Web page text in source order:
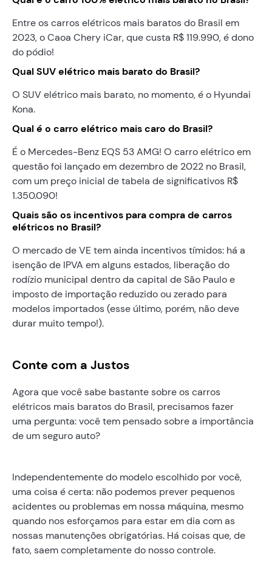
Entre os carros elétricos mais baratos do Brasil em
2023, o Caoa Chery iCar, que custa R$ 119.990, é dono
do pódio!
Qual SUV elétrico mais barato do Brasil?
O SUV elétrico mais barato, no momento, é o Hyundai
Kona.
Qual é o carro elétrico mais caro do Brasil?
É o Mercedes-Benz EQS 53 AMG! O carro elétrico em
questão foi lançado em dezembro de 2022 no Brasil,
com um preço inicial de tabela de significativos R$
1.350.090!
Quais são os incentivos para compra de carros
elétricos no Brasil?
O mercado de VE tem ainda incentivos tímidos: há a
isenção de IPVA em alguns estados, liberação do
rodízio municipal dentro da capital de São Paulo e
imposto de importação reduzido ou zerado para
modelos importados (esse último, porém, não deve
durar muito tempo!).
Conte com a Justos
Agora que você sabe bastante sobre os carros
elétricos mais baratos do Brasil, precisamos fazer
uma pergunta: você tem pensado sobre a importância
de um seguro auto?
Independentemente do modelo escolhido por você,
uma coisa é certa: não podemos prever pequenos
acidentes ou problemas em nossa máquina, mesmo
quando nos esforçamos para estar em dia com as
nossas manutenções obrigatórias. Há coisas que, de
fato, saem completamente do nosso controle.